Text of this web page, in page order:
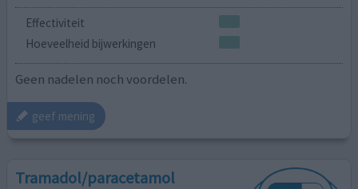
Effectiviteit
Hoeveelheid bijwerkingen
Geen nadelen noch voordelen.
geef mening
Tramadol/paracetamol